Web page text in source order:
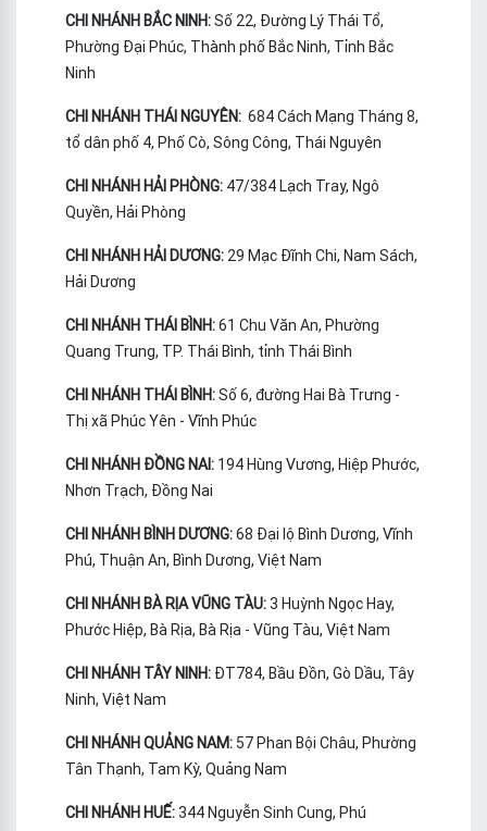
CHI NHÁNH BẮC NINH:Số 22, Đường Lý Thái Tổ,
Phường Đại Phúc, Thành phố Bắc Ninh, Tỉnh Bắc
Ninh
CHI NHÁNH THÁI NGUYÊN: 684 Cách Mạng Tháng 8,
tổ dân phố 4, Phố Cò, Sông Công, Thái Nguyên
CHI NHÁNH HẢI PHÒNG: 47/384 Lạch Tray, Ngô
Quyền, Hải Phòng
CHI NHÁNH HẢI DƯƠNG: 29 Mạc Đĩnh Chi, Nam Sách,
Hải Dương
CHI NHÁNH THÁI BÌNH:61 Chu Văn An, Phường
Quang Trung, TP. Thái Bình, tỉnh Thái Bình
CHI NHÁNH THÁI BÌNH:Số 6, đường Hai Bà Trưng -
Thị xã Phúc Yên - Vĩnh Phúc
CHI NHÁNH ĐỒNG NAI: 194 Hùng Vương, Hiệp Phước,
Nhơn Trạch, Đồng Nai
CHI NHÁNH BÌNH DƯƠNG:68 Đại lộ Bình Dương, Vĩnh
Phú, Thuận An, Bình Dương, Việt Nam
CHI NHÁNH BÀ RỊA VŨNG TÀU:3 Huỳnh Ngọc Hay,
Phước Hiệp, Bà Rịa, Bà Rịa - Vũng Tàu, Việt Nam
CHI NHÁNH TÂY NINH: ĐT784, Bầu Đồn, Gò Dầu, Tây
Ninh, Việt Nam
CHI NHÁNH QUẢNG NAM: 57 Phan Bội Châu, Phường
Tân Thạnh, Tam Kỳ, Quảng Nam
CHI NHÁNH HUẾ:344 Nguyễn Sinh Cung, Phú